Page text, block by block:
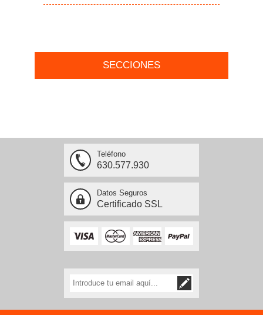
SECCIONES
Teléfono
630.577.930
Datos Seguros
Certificado SSL